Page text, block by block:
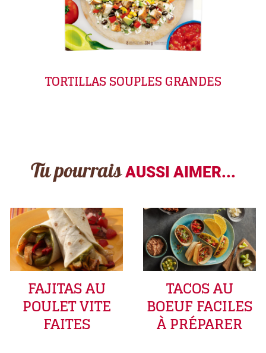
TORTILLAS SOUPLES GRANDES
Tu pourrais AUSSI AIMER...
FAJITAS AU
POULET VITE
FAITES
TACOS AU
BOEUF FACILES
À PRÉPARER